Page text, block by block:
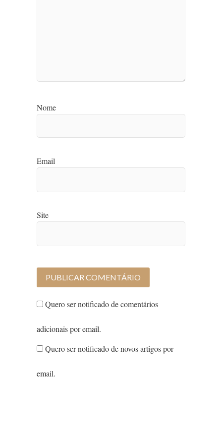
Nome
Email
Site
Quero ser notificado de comentários
adicionais por email.
Quero ser notificado de novos artigos por
email.